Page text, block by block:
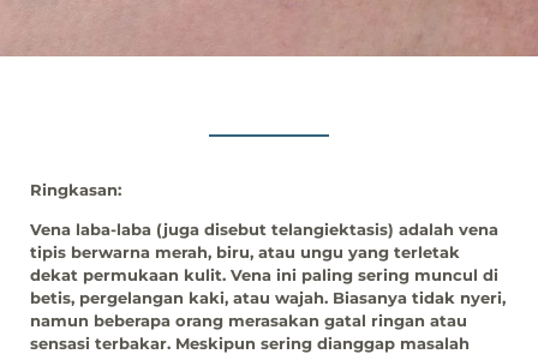
Ringkasan:
Vena laba-laba (juga disebut telangiektasis) adalah vena
tipis berwarna merah, biru, atau ungu yang terletak
dekat permukaan kulit. Vena ini paling sering muncul di
betis, pergelangan kaki, atau wajah. Biasanya tidak nyeri,
namun beberapa orang merasakan gatal ringan atau
sensasi terbakar. Meskipun sering dianggap masalah